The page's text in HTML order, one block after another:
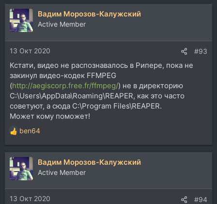
а
к
ц
и
и
:
Вадим Морозов-Калужский
Active Member
13 Окт 2020 #93
Кстати, видео не распознавалось в Рипере, пока не
закинул видео-кодек FFMPEG
(http://aegiscorp.free.fr/ffmpeg/) не в директорию
C:\Users\AppData\Roaming\REAPER, как это часто
советуют, а сюда C:\Program Files\REAPER.
Может кому поможет!
Р
е
а
к
ц
и
и
:
ben64
Вадим Морозов-Калужский
Active Member
13 Окт 2020 #94